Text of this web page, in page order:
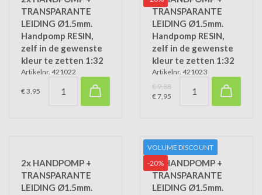
TRANSPARANTE
LEIDING Ø1.5mm.
Handpomp RESIN,
zelf in de gewenste
kleur te zetten 1:32
Artikelnr. 421022
€ 3,95
TRANSPARANTE
LEIDING Ø1.5mm.
Handpomp RESIN,
zelf in de gewenste
kleur te zetten 1:32
Artikelnr. 421023
€ 9,88
€ 7,95
2x HANDPOMP +
TRANSPARANTE
LEIDING Ø1.5mm.
VOLUME DISCOUNT
-20%
5x HANDPOMP +
TRANSPARANTE
LEIDING Ø1.5mm.